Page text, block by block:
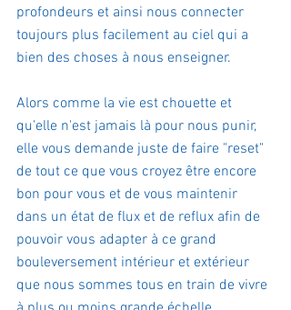
profondeurs et ainsi nous connecter
toujours plus facilement au ciel qui a
bien des choses à nous enseigner.
Alors comme la vie est chouette et
qu'elle n'est jamais là pour nous punir,
elle vous demande juste de faire "reset"
de tout ce que vous croyez être encore
bon pour vous et de vous maintenir
dans un état de flux et de reflux afin de
pouvoir vous adapter à ce grand
bouleversement intérieur et extérieur
que nous sommes tous en train de vivre